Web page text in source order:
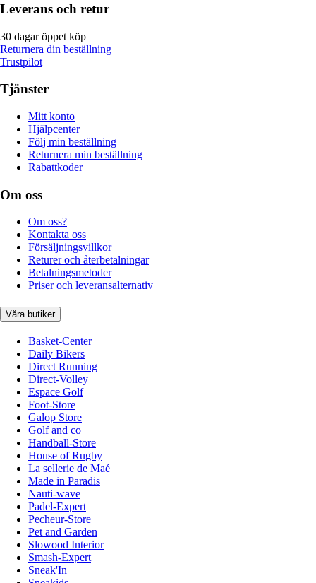
Leverans och retur
30 dagar öppet köp
Returnera din beställning
Trustpilot
Tjänster
Mitt konto
Hjälpcenter
Följ min beställning
Returnera min beställning
Rabattkoder
Om oss
Om oss?
Kontakta oss
Försäljningsvillkor
Returer och återbetalningar
Betalningsmetoder
Priser och leveransalternativ
Våra butiker
Basket-Center
Daily Bikers
Direct Running
Direct-Volley
Espace Golf
Foot-Store
Galop Store
Golf and co
Handball-Store
House of Rugby
La sellerie de Maé
Made in Paradis
Nauti-wave
Padel-Expert
Pecheur-Store
Pet and Garden
Slowood Interior
Smash-Expert
Sneak'In